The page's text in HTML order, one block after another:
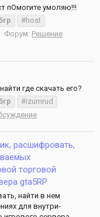
пОмогите умоляю!!!
#host
Форум: Решение
где скачать его?
#izumrud
расшифровать,
торговой
gta5RP
найти в нем
для внутри-